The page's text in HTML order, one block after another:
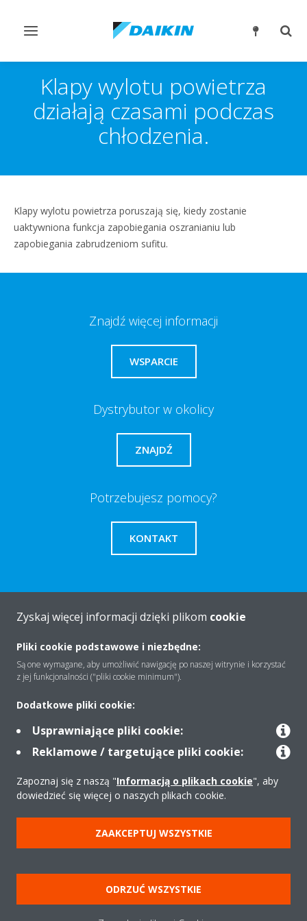
Przełącz
Klapy wylotu powietrza
działają czasami podczas
chłodzenia.
Klapy wylotu powietrza poruszają się, kiedy zostanie
uaktywniona funkcja zapobiegania oszranianiu lub
zapobiegania zabrudzeniom sufitu.
Znajdź więcej informacji
WSPARCIE
Dystrybutor w okolicy
ZNAJDŹ
Potrzebujesz pomocy?
KONTAKT
O firmie
Rozwiązania
Kontakt
Produkty
Copyright © Daikin
Zastrzeżenia prawne
Cookies
Polityka Ochrony Danych
Etyka korporacyjna
Strategia podatkowa
Pompy ciepła
Oczyszczacze powietrza
Zyskaj więcej informacji dzięki plikom cookie
Pliki cookie podstawowe i niezbędne:
Są one wymagane, aby umożliwić nawigację po naszej witrynie i korzystać
z jej funkcjonalności ("pliki cookie minimum").
Dodatkowe pliki cookie:
Usprawniające pliki cookie:
Reklamowe / targetujące pliki cookie:
Zapoznaj się z naszą "Informacją o plikach cookie", aby
dowiedzieć się więcej o naszych plikach cookie.
ZAAKCEPTUJ WSZYSTKIE
ODRZUĆ WSZYSTKIE